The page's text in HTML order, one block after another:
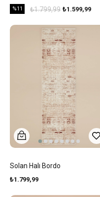
%11 ₺1.599,99
₺1.799,99
Solan Halı Bordo
₺1.799,99